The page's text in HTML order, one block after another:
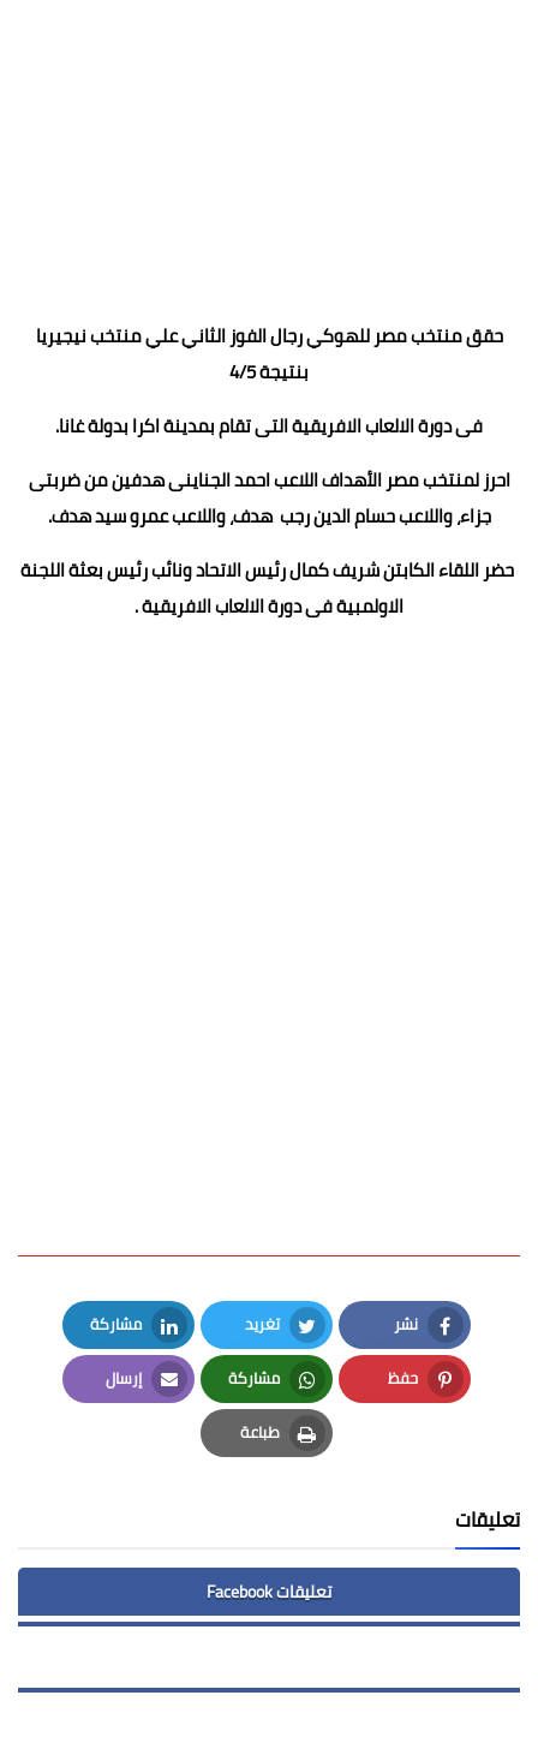
حقق منتخب مصر للهوكي رجال الفوز الثاني علي منتخب نيجيريا
بنتيجة 4/5
فى دورة الالعاب الافريقية التى تقام بمدينة اكرا بدولة غانا.
احرز لمنتخب مصر الأهداف اللاعب احمد الجناينى هدفين من ضربتى
جزاء، واللاعب حسام الدين رجب هدف، واللاعب عمرو سيد هدف.
حضر اللقاء الكابتن شريف كمال رئيس الاتحاد ونائب رئيس بعثة اللجنة
الاولمبية فى دورة الالعاب الافريقية .
نشر
Facebook
تغريد
Twitter
مشاركة
LinkedIn
حفظ
Pinterest
مشاركة
Whatsapp
إرسال
Email
طباعة
Print
تعليقات
تعليقات Facebook